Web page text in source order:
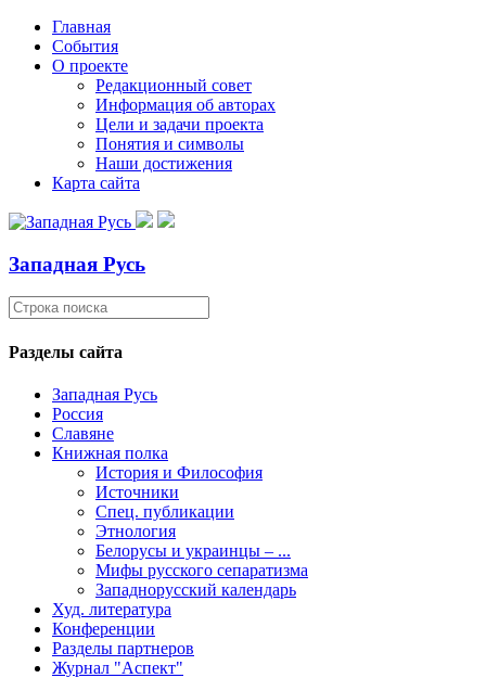
Главная
События
О проекте
Редакционный совет
Информация об авторах
Цели и задачи проекта
Понятия и символы
Наши достижения
Карта сайта
Западная Русь
Разделы сайта
Западная Русь
Россия
Славяне
Книжная полка
История и Философия
Источники
Спец. публикации
Этнология
Белорусы и украинцы – ...
Мифы русского сепаратизма
Западнорусский календарь
Худ. литература
Конференции
Разделы партнеров
Журнал "Аспект"